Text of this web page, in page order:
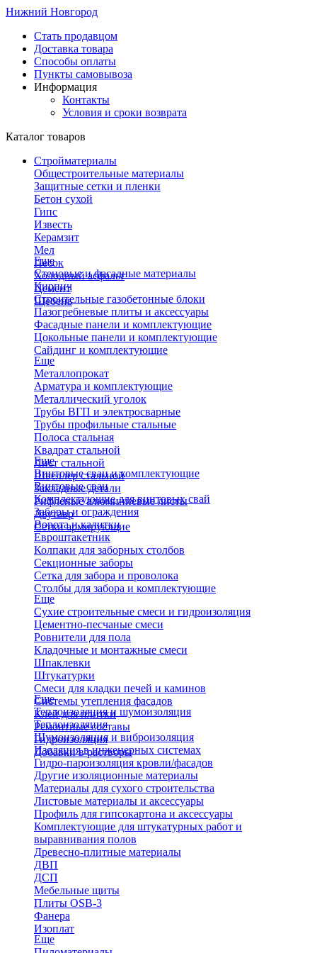
Нижний Новгород
Стать продавцом
Доставка товара
Способы оплаты
Пункты самовывоза
Информация
Контакты
Условия и сроки возврата
Каталог товаров
Стройматериалы
Общестроительные материалы
Защитные сетки и пленки
Бетон сухой
Гипс
Известь
Керамзит
Мел
Песок
Холодный асфальт
Цемент
Щебень
Еще
Стеновые и фасадные материалы
Кирпич
Строительные газобетонные блоки
Пазогребневые плиты и аксессуары
Фасадные панели и комплектующие
Цокольные панели и комплектующие
Сайдинг и комплектующие
Еще
Металлопрокат
Арматура и комплектующие
Металлический уголок
Трубы ВГП и электросварные
Трубы профильные стальные
Полоса стальная
Квадрат стальной
Лист стальной
Швеллер стальной
Закладные детали
Рифленые алюминиевые листы
Двутавр
Сетки армирующие
Еще
Винтовые сваи и комплектующие
Винтовые сваи
Комплектующие для винтовых свай
Заборы и ограждения
Ворота и калитки
Евроштакетник
Колпаки для заборных столбов
Секционные заборы
Сетка для забора и проволока
Столбы для забора и комплектующие
Еще
Сухие строительные смеси и гидроизоляция
Цементно-песчаные смеси
Ровнители для пола
Кладочные и монтажные смеси
Шпаклевки
Штукатурки
Смеси для кладки печей и каминов
Системы утепления фасадов
Клей для плитки
Ремонтные составы
Гидроизоляция
Добавки в растворы
Еще
Теплоизоляция и шумоизоляция
Теплоизоляция
Шумоизоляция и виброизоляция
Изоляция в инженерных системах
Гидро-пароизоляция кровли/фасадов
Другие изоляционные материалы
Материалы для сухого строительства
Листовые материалы и аксессуары
Профиль для гипсокартона и аксессуары
Комплектующие для штукатурных работ и
выравнивания полов
Древесно-плитные материалы
ДВП
ДСП
Мебельные щиты
Плиты OSB-3
Фанера
Изоплат
Еще